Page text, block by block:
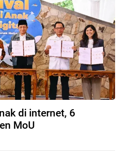
di internet, 6
MoU